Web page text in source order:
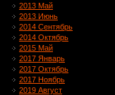
2013 Май
2013 Июнь
2014 Сентябрь
2014 Октябрь
2015 Май
2017 Январь
2017 Октябрь
2017 Ноябрь
2019 Август